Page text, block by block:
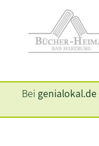
Bei genialokal.de